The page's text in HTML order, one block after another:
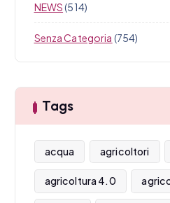
NEWS(514)
Senza Categoria (754)
Tags
acqua agricoltori
agricoltura 4.0